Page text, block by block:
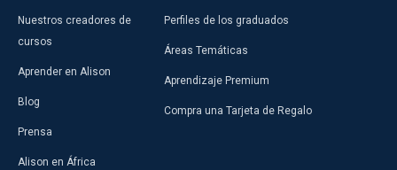
Nuestros creadores de
cursos
Aprender en Alison
Blog
Prensa
Alison en África
Perfiles de los graduados
Áreas Temáticas
Aprendizaje Premium
Compra una Tarjeta de Regalo